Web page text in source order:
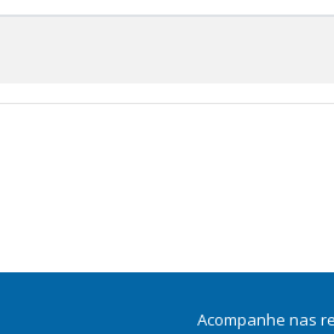
Acompanhe nas